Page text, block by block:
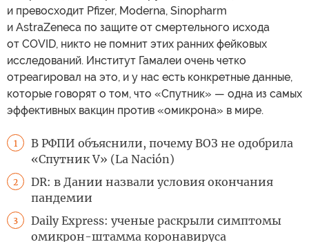
и превосходит Pfizer, Moderna, Sinopharm
и AstraZeneca по защите от смертельного исхода
от COVID, никто не помнит этих ранних фейковых
исследований. Институт Гамалеи очень четко
отреагировал на это, и у нас есть конкретные данные,
которые говорят о том, что «Спутник» — одна из самых
эффективных вакцин против «омикрона» в мире.
1
В РФПИ объяснили, почему ВОЗ не одобрила
«Спутник V» (La Nación)
2
DR: в Дании назвали условия окончания
пандемии
3
Daily Express: ученые раскрыли симптомы
омикрон-штамма коронавируса